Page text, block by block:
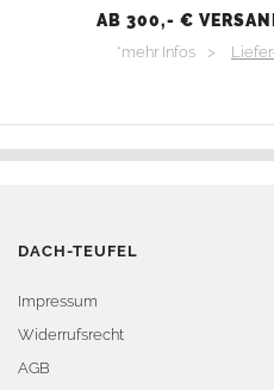
AB 300,- €
*mehr Infos >
DACH-TEUFEL
Impressum
Widerrufsrecht
AGB